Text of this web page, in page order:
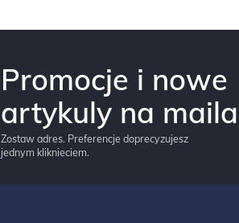
Promocje i nowe
artykuly na
Zostaw adres. Preferencje doprecyzujesz
jednym kliknieciem.